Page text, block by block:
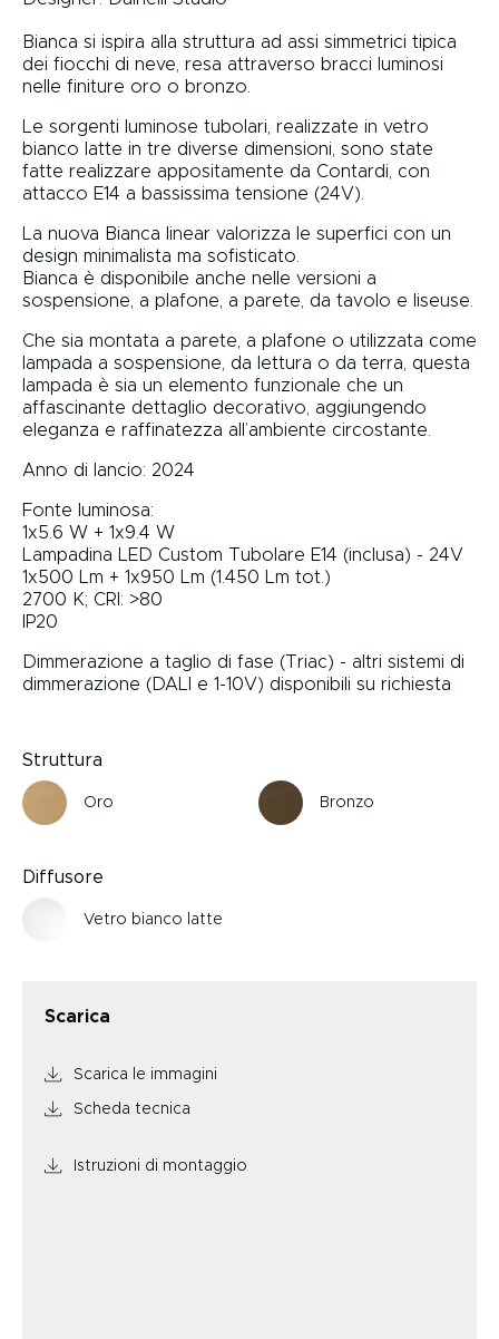
Bianca si ispira alla struttura ad assi simmetrici tipica
dei fiocchi di neve, resa attraverso bracci luminosi
nelle finiture oro o bronzo.
Le sorgenti luminose tubolari, realizzate in vetro
bianco latte in tre diverse dimensioni, sono state
fatte realizzare appositamente da Contardi, con
attacco E14 a bassissima tensione (24V).
La nuova Bianca linear valorizza le superfici con un
design minimalista ma sofisticato.
Bianca è disponibile anche nelle versioni a
sospensione, a plafone, a parete, da tavolo e liseuse.
Che sia montata a parete, a plafone o utilizzata come
lampada a sospensione, da lettura o da terra, questa
lampada è sia un elemento funzionale che un
affascinante dettaglio decorativo, aggiungendo
eleganza e raffinatezza all’ambiente circostante.
Anno di lancio: 2024
Fonte luminosa:
1x5.6 W + 1x9.4 W
Lampadina LED Custom Tubolare E14 (inclusa) - 24V
1x500 Lm + 1x950 Lm (1.450 Lm tot.)
2700 K; CRI: >80
IP20
Dimmerazione a taglio di fase (Triac) - altri sistemi di
dimmerazione (DALI e 1-10V) disponibili su richiesta
Struttura
Oro Bronzo
Diffusore
Vetro bianco latte
Scarica
Scarica le immagini
Scheda tecnica
Istruzioni di montaggio